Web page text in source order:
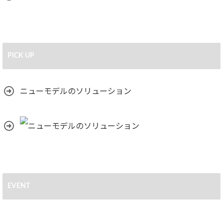
PICK UP
ニューモデルのソリューション
EVENT